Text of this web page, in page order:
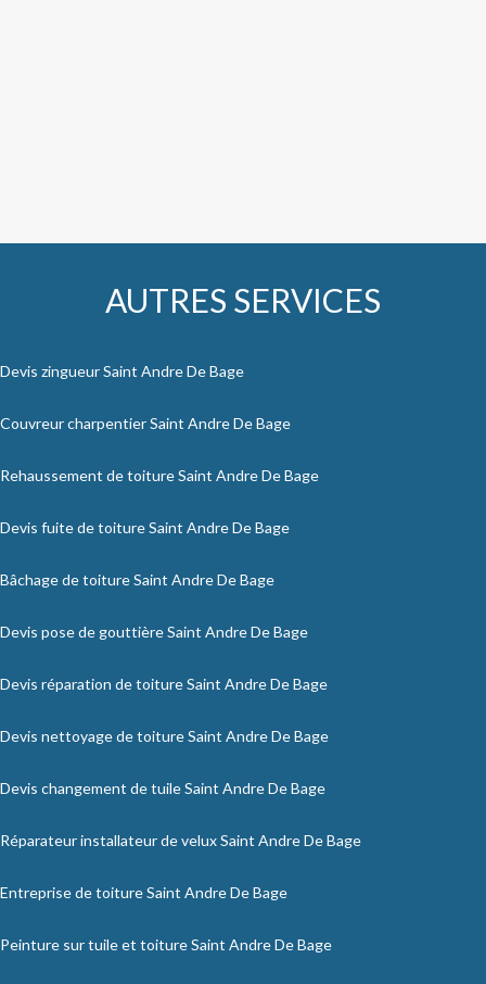
AUTRES SERVICES
Devis zingueur Saint Andre De Bage
Couvreur charpentier Saint Andre De Bage
Rehaussement de toiture Saint Andre De Bage
Devis fuite de toiture Saint Andre De Bage
Bâchage de toiture Saint Andre De Bage
Devis pose de gouttière Saint Andre De Bage
Devis réparation de toiture Saint Andre De Bage
Devis nettoyage de toiture Saint Andre De Bage
Devis changement de tuile Saint Andre De Bage
Réparateur installateur de velux Saint Andre De Bage
Entreprise de toiture Saint Andre De Bage
Peinture sur tuile et toiture Saint Andre De Bage